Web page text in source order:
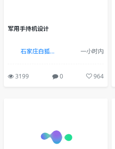
军用手持机设计
石家庄白狐设计 一小时内
3199 0 964